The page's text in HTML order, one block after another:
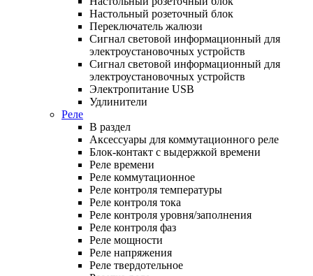
Настольный розеточный блок
Переключатель жалюзи
Сигнал световой информационный для
электроустановочных устройств
Сигнал световой информационный для
электроустановочных устройств
Электропитание USB
Удлинители
Реле
В раздел
Аксессуары для коммутационного реле
Блок-контакт с выдержкой времени
Реле времени
Реле коммутационное
Реле контроля температуры
Реле контроля тока
Реле контроля уровня/заполнения
Реле контроля фаз
Реле мощности
Реле напряжения
Реле твердотельное